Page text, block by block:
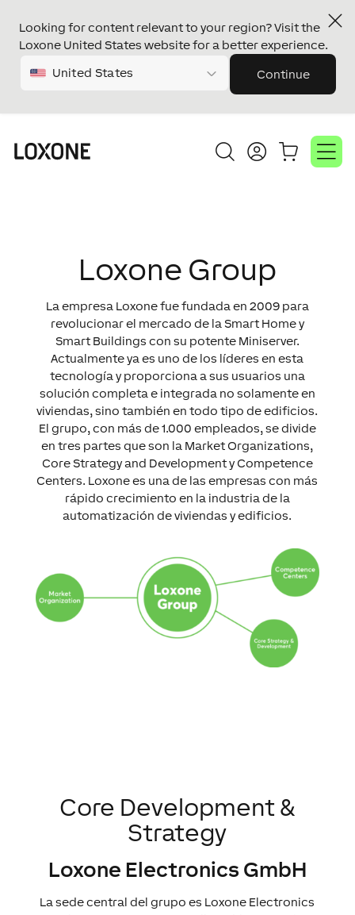
Looking for content relevant to your region? Visit the
Loxone United States website for a better experience.
United States Continue
Loxone Group
La empresa Loxone fue fundada en 2009 para
revolucionar el mercado de la Smart Home y
Smart Buildings con su potente Miniserver.
Actualmente ya es uno de los líderes en esta
tecnología y proporciona a sus usuarios una
solución completa e integrada no solamente en
viviendas, sino también en todo tipo de edificios.
El grupo, con más de 1.000 empleados, se divide
en tres partes que son la Market Organizations,
Core Strategy and Development y Competence
Centers. Loxone es una de las empresas con más
rápido crecimiento en la industria de la
automatización de viviendas y edificios.
Core Develop­ment &
Strategy
Loxone Electronics GmbH
La sede central del grupo es Loxone Electronics